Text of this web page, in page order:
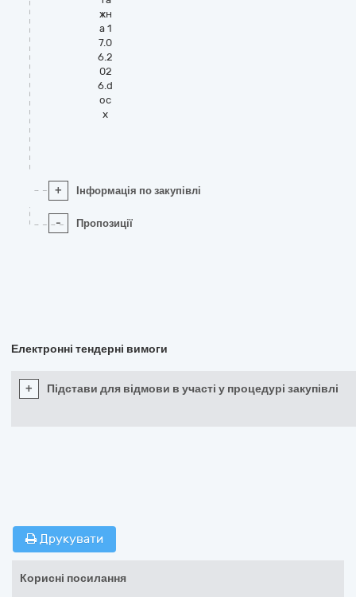
жн
а 1
7.0
6.2
02
6.d
oc
x
+ Інформація по закупівлі
- Пропозиції
Електронні тендерні вимоги
+ Підстави для відмови в участі у процедурі закупівлі
Друкувати
Корисні посилання